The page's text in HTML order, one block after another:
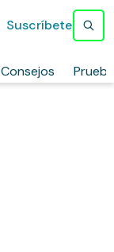
Consejos
Suscríbete